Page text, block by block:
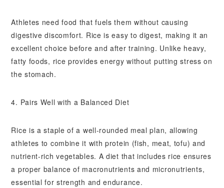
Athletes need food that fuels them without causing
digestive discomfort. Rice is easy to digest, making it an
excellent choice before and after training. Unlike heavy,
fatty foods, rice provides energy without putting stress on
the stomach.
4. Pairs Well with a Balanced Diet
Rice is a staple of a well-rounded meal plan, allowing
athletes to combine it with protein (fish, meat, tofu) and
nutrient-rich vegetables. A diet that includes rice ensures
a proper balance of macronutrients and micronutrients,
essential for strength and endurance.